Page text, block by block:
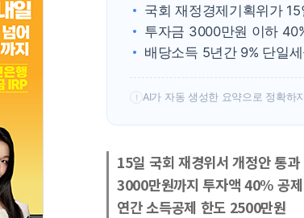
국회 재정경제기획위가
투자금 3000만원 이하
배당소득 5년간 9% 단일
! AI가 자동 생성한 요약으로 정확하
15일 국회 재경위서 개정안 통과
3000만원까지 투자액 40% 공제
연간 소득공제 한도 2500만원